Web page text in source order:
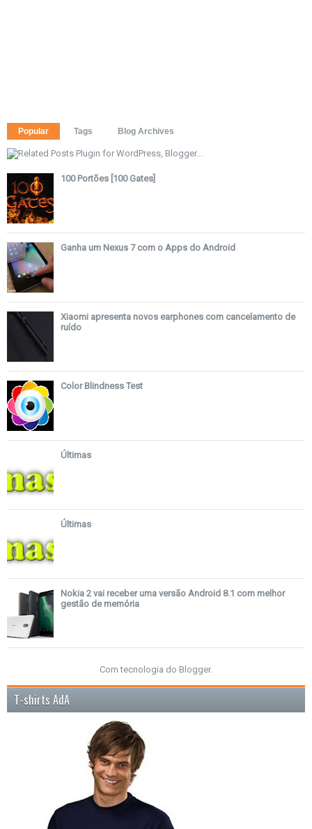
Popular Tags Blog Archives
100 Portões [100 Gates]
Ganha um Nexus 7 com o Apps do Android
Xiaomi apresenta novos earphones com cancelamento de
ruído
Color Blindness Test
Últimas
Últimas
Nokia 2 vai receber uma versão Android 8.1 com melhor
gestão de memória
Com tecnologia do Blogger.
T-shirts AdA